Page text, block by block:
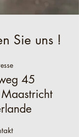
Sie uns !
45